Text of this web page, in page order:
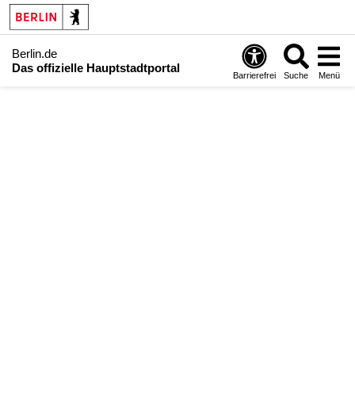
Berlin.de
Das offizielle Hauptstadtportal
Barrierefrei Suche Menü